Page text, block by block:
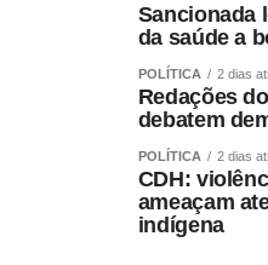
Sancionada
da saúde a
POLÍTICA 2 dias
Redações
debatem
POLÍTICA 2 dias
CDH:
ameaçam
indígena